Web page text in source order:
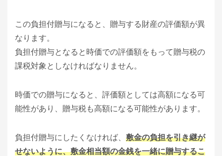
この負担付贈与になると、贈与する財産の評価額が異
なります。
負担付贈与となると時価での評価額をもって贈与税の
課税対象としなければなりません。
時価での贈与になると、評価額としては高額になる可
能性があり、贈与税も高額になる可能性があります。
負担付贈与にしたくなければ、 敷金の負担を引き継が
せないように、敷金相当額の金銭を一緒に贈与するこ